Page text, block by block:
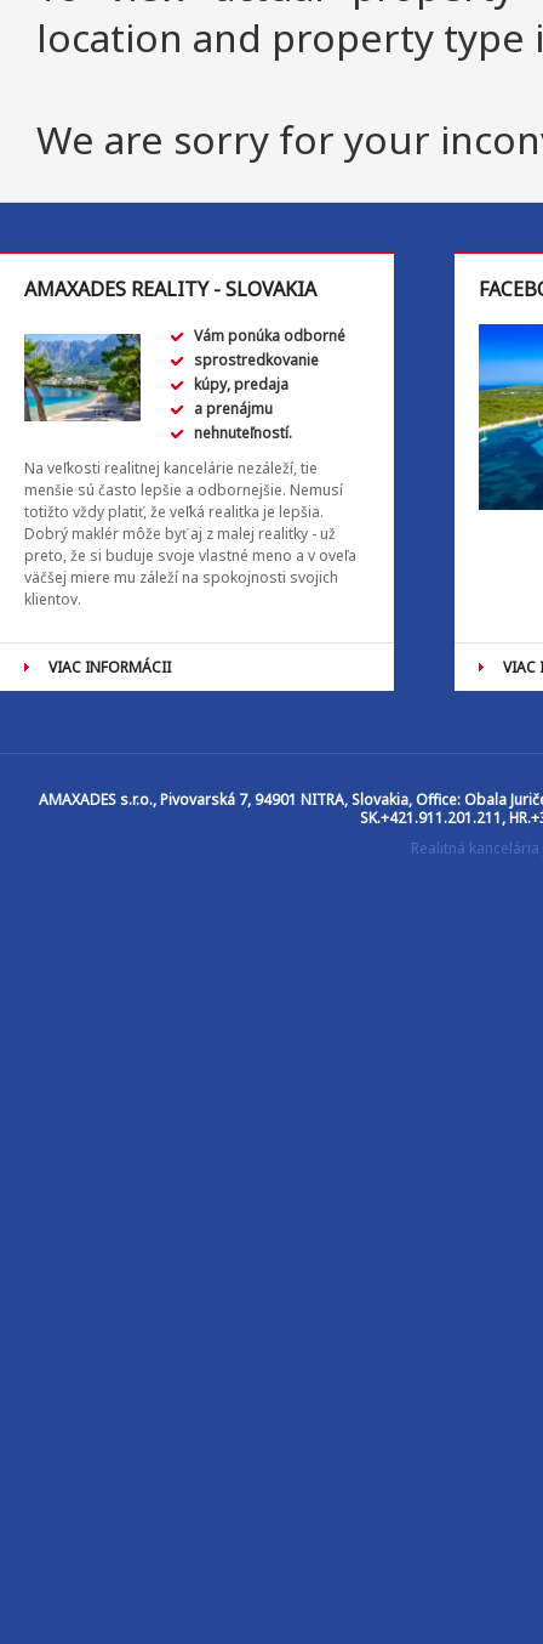
location and property type
We are sorry for your
AMAXADES REALITY - SLOVAKIA
Vám ponúka odborné
sprostredkovanie
kúpy, predaja
a prenájmu
nehnuteľností.
Na veľkosti realitnej kancelárie nezáleží, tie
menšie sú často lepšie a odbornejšie. Nemusí
totižto vždy platiť, že veľká realitka je lepšia.
Dobrý maklér môže byť aj z malej realitky - už
preto, že si buduje svoje vlastné meno a v oveľa
väčšej miere mu záleží na spokojnosti svojich
klientov.
VIAC INFORMÁCII VIAC
AMAXADES s.r.o., Pivovarská 7, 94901 NITRA, Slovakia, Office: Obala
SK.+421.911.201.211,
Realitná